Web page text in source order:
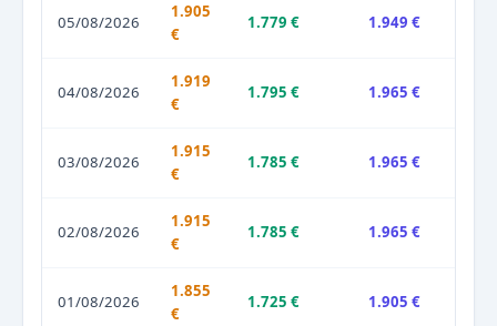
05/08/2026
1.905
€
1.779 € 1.949 €
04/08/2026
1.919
€
1.795 € 1.965 €
03/08/2026
1.915
€
1.785 € 1.965 €
02/08/2026
1.915
€
1.785 € 1.965 €
01/08/2026
1.855
€
1.725 € 1.905 €